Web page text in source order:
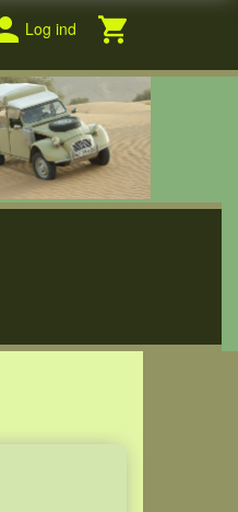
Log ind